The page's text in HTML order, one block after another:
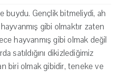
buydu. Gençlik bitmeliydi, ah
gibi olmaktır zaten
hayvanmış gibi olmak değil
satıldığını dikizlediğimiz
biri olmak gibidir, teneke ve